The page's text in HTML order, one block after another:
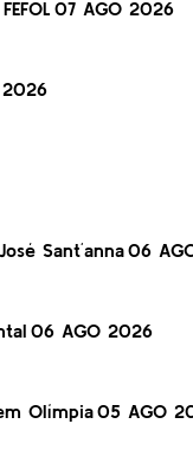
07 AGO 2026
Sant´anna06
06 AGO 2026
Olímpia05 AGO